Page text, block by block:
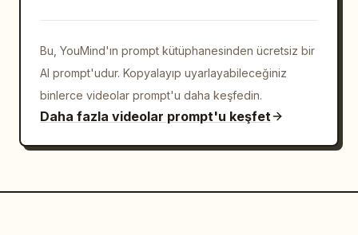
panelli storyboard yapısını takip eder. AYNI
tutarlı kalmalıdır: aynı yüz, kask, gözlük,
vücut oranları, bebek pembesi kıyafet,
aydınlatma stili ve genel görünüm. Tüm
çekimler arasında yağmur yoğunluğu, ıslaklık,
sürekliliğini koruyun.
Panel 1: Gece şiddetli yağmur altında kadın
Bu, YouMind'ın prompt kütüphanesinden ücretsiz bir
AI prompt'udur. Kopyalayıp uyarlayabileceğiniz
binlerce videolar prompt'u daha keşfedin.
Daha fazla videolar prompt'u keşfet